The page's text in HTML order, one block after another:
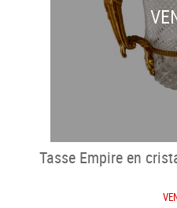
Tasse Empire en